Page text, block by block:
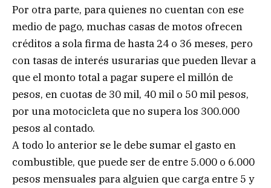
Por otra parte, para quienes no cuentan con ese
medio de pago, muchas casas de motos ofrecen
créditos a sola firma de hasta 24 o 36 meses, pero
con tasas de interés usurarias que pueden llevar a
que el monto total a pagar supere el millón de
pesos, en cuotas de 30 mil, 40 mil o 50 mil pesos,
por una motocicleta que no supera los 300.000
pesos al contado.
A todo lo anterior se le debe sumar el gasto en
combustible, que puede ser de entre 5.000 o 6.000
pesos mensuales para alguien que carga entre 5 y